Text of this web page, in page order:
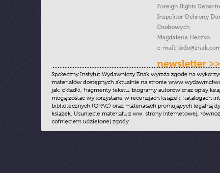
Foreign Rights
Inspektor Ochrony
Osobowych
Magdalena Heczko
e-mail:
newsletter >>
Społeczny Instytut Wydawniczy Znak wyraża zgodę na
materiałów dostępnych aktualnie na stronie
jak: okładki, fragmenty tekstu, biogramy autorów oraz opisy
mogą zostać wykorzystane w recenzjach książek, katalogach
bibliotecznych (OPAC) oraz materiałach promujących legalną
książek. Usunięcie materiału z ww. strony internetowej,
cofnięciem udzielonej zgody.